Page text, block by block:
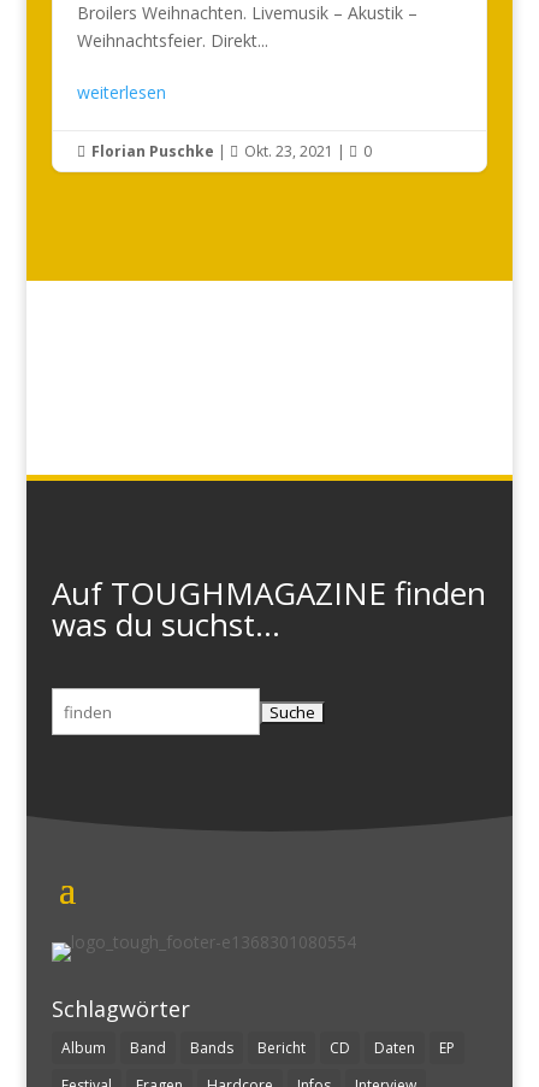
Broilers Weihnachten. Livemusik – Akustik –
Weihnachtsfeier. Direkt...
weiterlesen
 Florian Puschke |  Okt. 23, 2021 |  0
Auf TOUGHMAGAZINE finden
was du suchst...
Suchen
nach:
Schlagwörter
Album Band Bands Bericht CD Daten
EP